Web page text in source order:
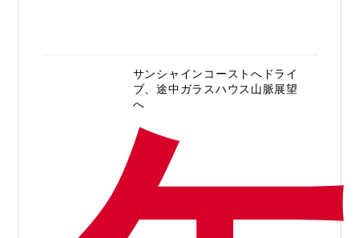
サンシャインコーストへドライ
ブ、途中ガラスハウス山脈展望
へ